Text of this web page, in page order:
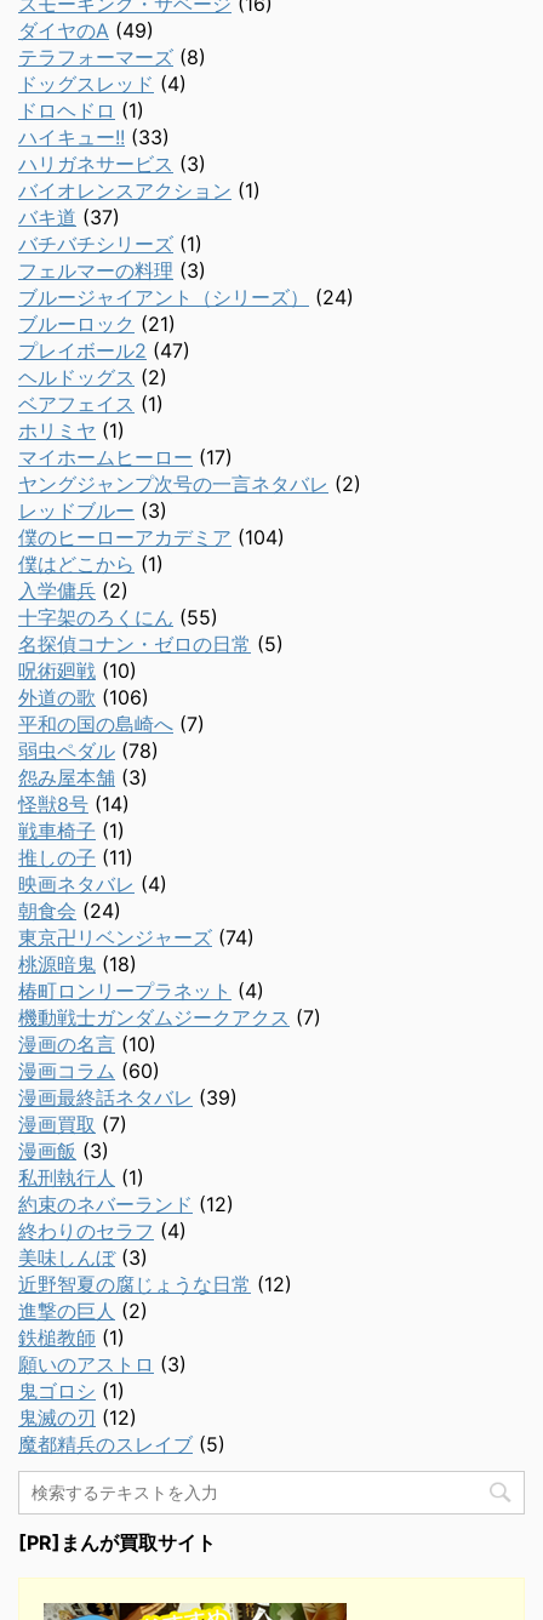
ダイヤのA (49)
テラフォーマーズ (8)
ドッグスレッド (4)
ドロヘドロ (1)
ハイキュー!! (33)
ハリガネサービス (3)
バイオレンスアクション (1)
バキ道 (37)
バチバチシリーズ (1)
フェルマーの料理 (3)
ブルージャイアント（シリーズ）
(24)
ブルーロック (21)
プレイボール2 (47)
ヘルドッグス (2)
ベアフェイス (1)
ホリミヤ (1)
マイホームヒーロー (17)
ヤングジャンプ次号の一言ネタバレ (2)
レッドブルー (3)
僕のヒーローアカデミア (104)
僕はどこから (1)
入学傭兵 (2)
十字架のろくにん (55)
名探偵コナン・ゼロの日常 (5)
呪術廻戦 (10)
外道の歌 (106)
平和の国の島崎へ (7)
弱虫ペダル (78)
怨み屋本舗 (3)
怪獣8号 (14)
戦車椅子 (1)
推しの子 (11)
映画ネタバレ (4)
朝食会 (24)
東京卍リベンジャーズ (74)
桃源暗鬼 (18)
椿町ロンリープラネット (4)
機動戦士ガンダムジークアクス (7)
漫画の名言 (10)
漫画コラム (60)
漫画最終話ネタバレ (39)
漫画買取 (7)
漫画飯 (3)
私刑執行人 (1)
約束のネバーランド (12)
終わりのセラフ (4)
美味しんぼ(3)
近野智夏の腐じょうな日常 (12)
進撃の巨人 (2)
鉄槌教師 (1)
願いのアストロ (3)
鬼ゴロシ (1)
鬼滅の刃 (12)
魔都精兵のスレイブ (5)
[PR]まんが買取サイト